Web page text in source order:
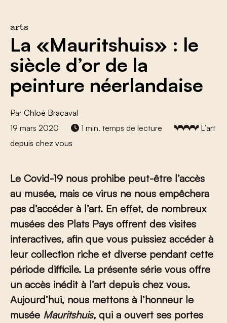
arts
La «Mauritshuis» : le
siècle d’or de la
peinture néerlandaise
Par Chloé Bracaval
19 mars 2020
1 min. temps de lecture
L’art
depuis chez vous
Le Covid-19 nous prohibe peut-être l’accès
au musée, mais ce virus ne nous empêchera
pas d’accéder à l’art. En effet, de nombreux
musées des Plats Pays offrent des visites
interactives, afin que vous puissiez accéder à
leur collection riche et diverse pendant cette
période difficile. La présente série vous offre
un accès inédit à l’art depuis chez vous.
Aujourd’hui, nous mettons à l’honneur le
musée Mauritshuis, qui a ouvert ses portes